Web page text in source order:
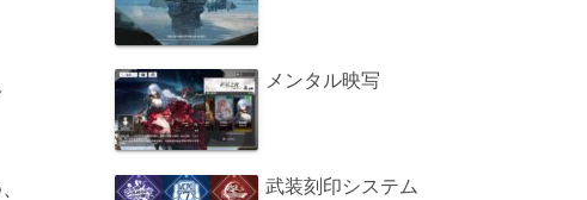
メンタル映写
武装刻印システム